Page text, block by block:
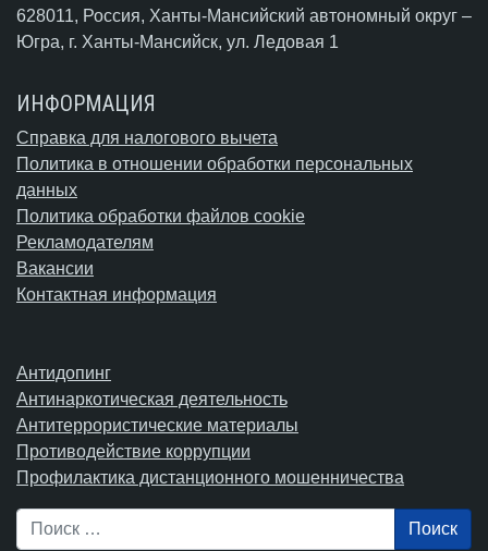
628011, Россия, Ханты-Мансийский автономный округ –
Югра, г. Ханты-Мансийск, ул. Ледовая 1
ИНФОРМАЦИЯ
Справка для налогового вычета
Политика в отношении обработки персональных
данных
Политика обработки файлов cookie
Рекламодателям
Вакансии
Контактная информация
Антидопинг
Антинаркотическая деятельность
Антитеррористические материалы
Противодействие коррупции
Профилактика дистанционного мошенничества
Поиск